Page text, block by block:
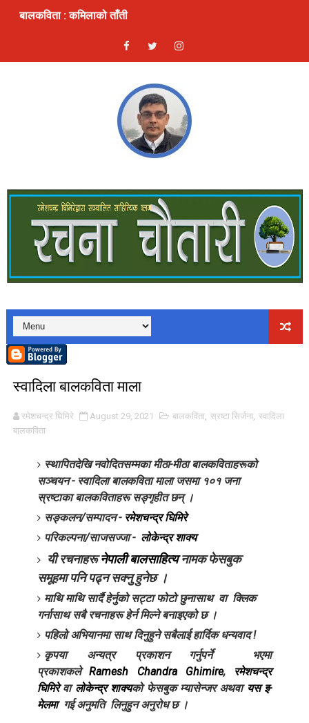
स्रष्टा र सिर्जना
देखावटी माया : लघुकथा
लघुकथाः चैनको जिन्दगी
गीतिकविताः फर्किएँ लाजले
लघुकथाः राधा पियारी
लघुकथाः सम्बन्ध
कुटाइ काण्डः लघुकथा
पालोः लघुकथा
लघुकथाः स्वार्थी सम्झौता
बालकविताः ठेकी
लघुकथाः अरेली काँडैले
बालकविताः बाल अधिकार
लघुकथा : गुलियो माया
लघुकथा: दसैँको टीका
बालकविता: तीज आयो तीजमा
तीजको दर (लघुकथा)
स्वादिला बालकविता माला
रमेशचन्द्र घिमिरे August 29, 2021 बालकविता, स्रष्टा सिर्जना, स्वादिला
बालकविता
स्थापितदेखि नवोदितसम्मका मीठा-मीठा बालकविताहरूको
सञ्चयन - स्वादिला बालकविता माला जसमा १०१ जना
स्रष्टाका बालकविताहरू सङ्गृहीत छन् ।
सङ्कलन/सम्पादन - रमेशचन्द्र घिमिरे
परिकल्पना/साजसज्जा - लोकेन्द्र शाक्य
यी रचनाहरूनेपाली बालसाहित्यनामक फेसबुक
समूहमा पनि पढ्न सक्नु हुनेछ ।
माथि माथि सार्दै हेर्नुको सट्टा फोटो छुनासाथ वा क्लिक
गर्नासाथ सबै रचनाहरू हेर्न मिल्ने बनाइएको छ ।
पहिलो अभियानमा साथ दिनुहुने सबैलाई हार्दिक धन्यवाद !
कृपया अन्यत्र प्रकाशन गर्नुपर्ने भएमा
प्रकाशकलेRamesh Chandra Ghimire,
रमेशचन्द्र
घिमिरेवा लोकेन्द्र शाक्यको फेसबुक म्यासेन्जर अथवा यस इ-
मेलमागई अनुमति लिनुहुन अनुरोध छ ।